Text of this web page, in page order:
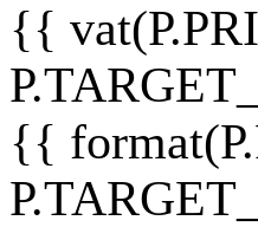
{{
{{